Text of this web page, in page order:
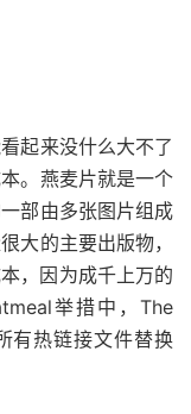
起来没什么大不了
。燕麦片就是一个
部由多张图片组成
大的主要出版物，
，因为成千上万的
举措中，The
有热链接文件替换